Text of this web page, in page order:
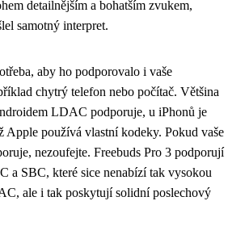
detailnějším a bohatším zvukem,
samotný interpret.
aby ho podporovalo i vaše
chytrý telefon nebo počítač. Většina
LDAC podporuje, u iPhonů je
Apple používá vlastní kodeky. Pokud vaše
nezoufejte. Freebuds Pro 3 podporují
a SBC, které sice nenabízí tak vysokou
ale i tak poskytují solidní poslechový